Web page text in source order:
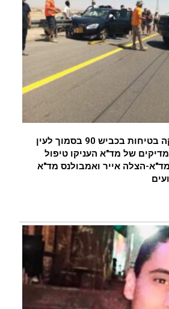
רכב שהתנגש במעקה בטיחות בכביש 90 בסמוך לעין
של מד"א העניקו טיפול
מד"א-הצלה אייר ואמבולנס מד"א